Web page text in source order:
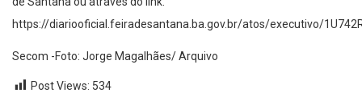
https://diariooficial.feiradesantana.ba.gov.br/atos/executivo/
Secom -Foto: Jorge Magalhães/ Arquivo
Post Views: 534